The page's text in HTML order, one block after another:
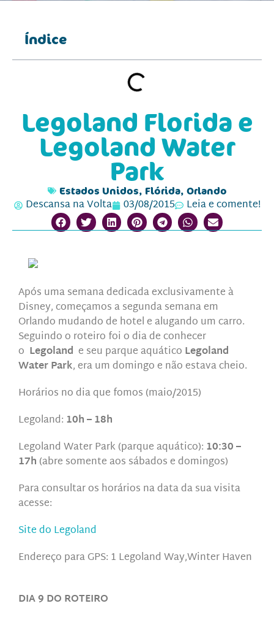
Legoland Florida e
Legoland Water
Park
Estados Unidos, Flórida, Orlando
Descansa na Volta 03/08/2015 Leia e comente!
Índice
Após uma semana dedicada exclusivamente à
Disney, começamos a segunda semana em
Orlando mudando de hotel e alugando um carro.
Seguindo o roteiro foi o dia de conhecer
o Legoland e seu parque aquático Legoland
Water Park, era um domingo e não estava cheio.
Horários no dia que fomos (maio/2015)
Legoland: 10h – 18h
Legoland Water Park (parque aquático): 10:30 –
17h (abre somente aos sábados e domingos)
Para consultar os horários na data da sua visita
acesse:
Site do Legoland
Endereço para GPS: 1 Legoland Way,Winter Haven
DIA 9 DO ROTEIRO